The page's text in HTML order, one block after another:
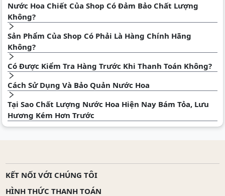
Nước Hoa Chiết Của Shop Có Đảm Bảo Chất Lượng
Không?
Sản Phẩm Của Shop Có Phải Là Hàng Chính Hãng
Không?
Có Được Kiểm Tra Hàng Trước Khi Thanh Toán Không?
Cách Sử Dụng Và Bảo Quản Nước Hoa
Tại Sao Chất Lượng Nước Hoa Hiện Nay Bám Tỏa, Lưu
Hương Kém Hơn Trước
KẾT NỐI VỚI CHÚNG TÔI
HÌNH THỨC THANH TOÁN